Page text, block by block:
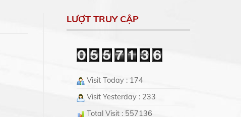
LƯỢT TRUY CẬP
Visit Today : 174
Visit Yesterday : 233
Total Visit : 557136